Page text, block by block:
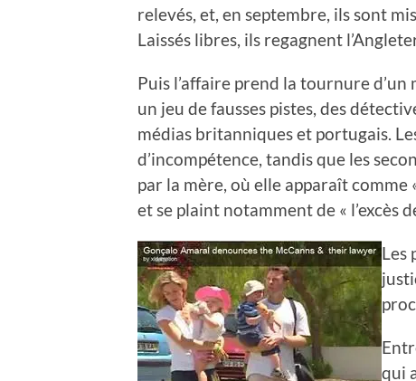
relevés, et, en septembre, ils sont
Laissés libres, ils regagnent
Puis l’affaire prend la tournure
un jeu de fausses pistes, des
médias britanniques et portugais.
d’incompétence, tandis que les
par la mère, où elle apparaît comme
et se plaint notamment de « l’excès
Les
qui